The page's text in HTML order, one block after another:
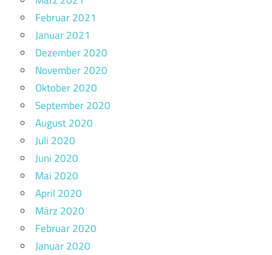
Februar 2021
Januar 2021
Dezember 2020
November 2020
Oktober 2020
September 2020
August 2020
Juli 2020
Juni 2020
Mai 2020
April 2020
März 2020
Februar 2020
Januar 2020